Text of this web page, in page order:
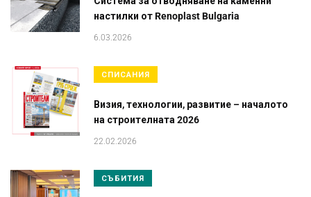
настилки от Renoplast Bulgaria
6.03.2026
СПИСАНИЯ
Визия, технологии, развитие – началото
на строителната 2026
22.02.2026
СЪБИТИЯ